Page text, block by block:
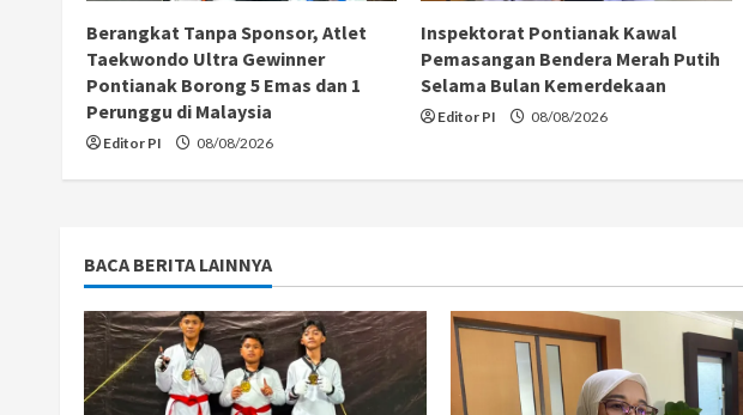
a
d
i
n
Berangkat Tanpa Sponsor, Atlet
Taekwondo Ultra Gewinner
Pontianak Borong 5 Emas dan 1
Perunggu di Malaysia
Editor PI 08/08/2026
Inspektorat Pontianak Kawal
Pemasangan Bendera Merah Putih
Selama Bulan Kemerdekaan
Editor PI 08/08/2026
BACA BERITA LAINNYA